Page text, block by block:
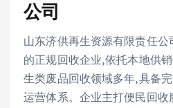
公司
山东济供再生资源有限责任
的正规回收企业,依托本地供
生类废品回收领域多年,具备
运营体系。企业主打便民回